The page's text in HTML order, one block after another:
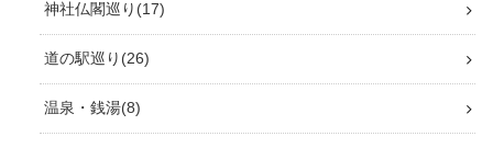
神社仏閣巡り 17
道の駅巡り 26
温泉・銭湯 8